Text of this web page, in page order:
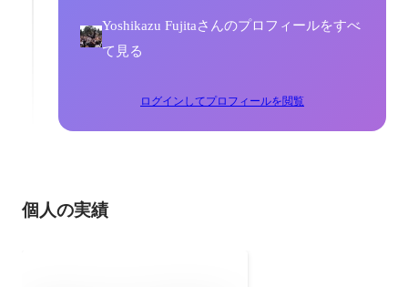
Yoshikazu Fujitaさんのプロフィールをすべ
て見る
ログインしてプロフィールを閲覧
個人の実績